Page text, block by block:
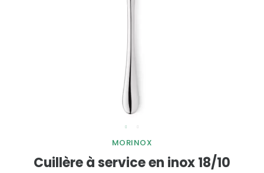
MORINOX
Cuillère à service en inox 18/10